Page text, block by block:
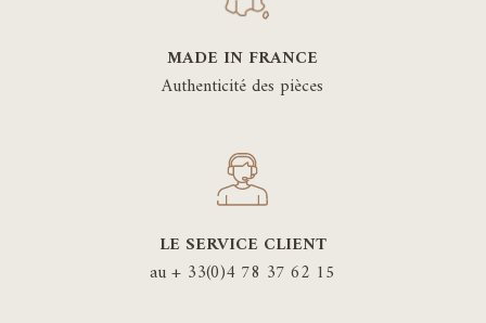
MADE IN FRANCE
Authenticité des pièces
LE SERVICE CLIENT
au + 33(0)4 78 37 62 15